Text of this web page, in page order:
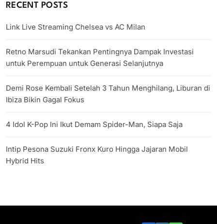
RECENT POSTS
Link Live Streaming Chelsea vs AC Milan
Retno Marsudi Tekankan Pentingnya Dampak Investasi
untuk Perempuan untuk Generasi Selanjutnya
Demi Rose Kembali Setelah 3 Tahun Menghilang, Liburan di
Ibiza Bikin Gagal Fokus
4 Idol K-Pop Ini Ikut Demam Spider-Man, Siapa Saja
Intip Pesona Suzuki Fronx Kuro Hingga Jajaran Mobil
Hybrid Hits